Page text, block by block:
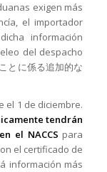
exigen más
el importador
información
del despacho
とに係る追加的な
el 1 de diciembre.
tendrán
el NACCS para
el certificado de
información más